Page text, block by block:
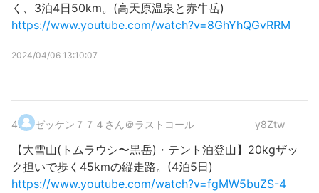
く、3泊4日50km。(高天原温泉と赤牛岳)
https://www.youtube.com/watch?v=8GhYhQGvRRM
2024/04/06 13:10:07
4. ゼッケン７７４さん＠ラストコール y8Ztw
【大雪山(トムラウシ〜黒岳)・テント泊登山】20kgザッ
ク担いで歩く45kmの縦走路。(4泊5日)
https://www.youtube.com/watch?v=fgMW5buZS-4